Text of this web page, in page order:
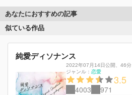
あなたにおすすめの記事
似ている作品
純愛ディソナンス
2022年07月14日公開 46分
ジャンル： 恋愛
3.5
4003 971